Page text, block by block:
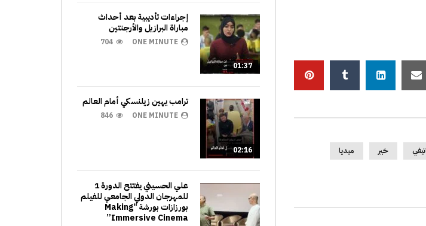
تيفي خير ميديا
01:37
إجراءات تأديبية بعد أحداث
مباراة البرازيل والأرجنتين
ONE MINUTE
704
02:16
ترامب يهين زيلنسكي أمام العالم
ONE MINUTE
846
علي الحسيني يفتتح الدورة 1
للمهرجان الدولي الجامعي للفيلم
بورزازات بورشة “Making
Immersive Cinema”